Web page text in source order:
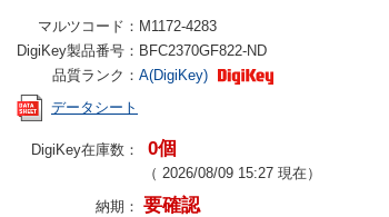
マルツコード： M1172-4283
DigiKey製品番号： BFC2370GF822-ND
品質ランク： A(DigiKey)
データシート
DigiKey在庫数： 0個
（ 2026/08/09 15:27 現在）
納期： 要確認